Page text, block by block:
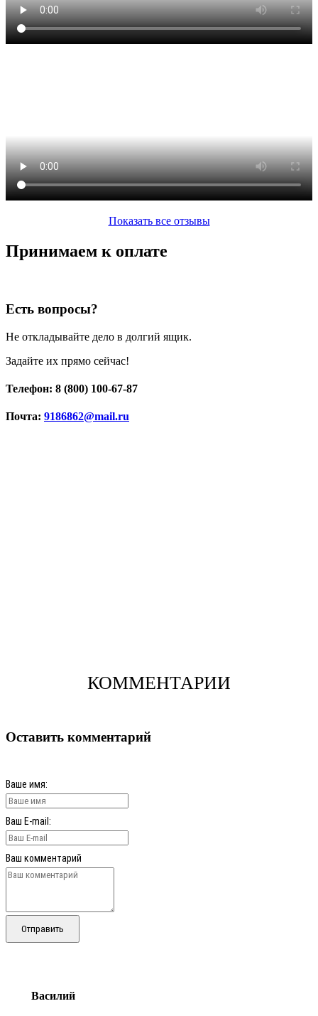
Показать все отзывы
Принимаем к оплате
Есть вопросы?
Не откладывайте дело в долгий ящик.
Задайте их прямо сейчас!
Телефон: 8 (800) 100-67-87
Почта: 9186862@mail.ru
КОММЕНТАРИИ
Оставить комментарий
Ваше имя:
Ваш E-mail:
Ваш комментарий
Отправить
Василий